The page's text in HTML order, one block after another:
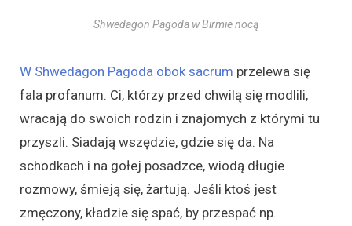
Shwedagon Pagoda w Birmie nocą
W Shwedagon Pagoda obok sacrum przelewa się
fala profanum. Ci, którzy przed chwilą się modlili,
wracają do swoich rodzin i znajomych z którymi tu
przyszli. Siadają wszędzie, gdzie się da. Na
schodkach i na gołej posadzce, wiodą długie
rozmowy, śmieją się, żartują. Jeśli ktoś jest
zmęczony, kładzie się spać, by przespać np.